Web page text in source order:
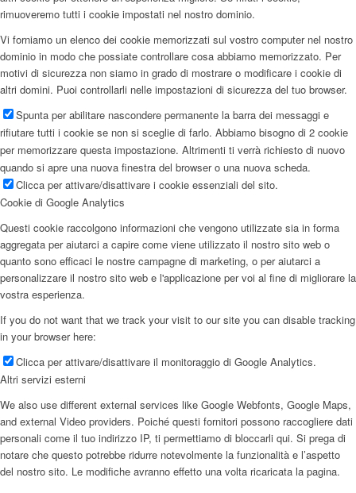
rimuoveremo tutti i cookie impostati nel nostro dominio.
Vi forniamo un elenco dei cookie memorizzati sul vostro computer nel nostro
dominio in modo che possiate controllare cosa abbiamo memorizzato. Per
motivi di sicurezza non siamo in grado di mostrare o modificare i cookie di
altri domini. Puoi controllarli nelle impostazioni di sicurezza del tuo browser.
Spunta per abilitare nascondere permanente la barra dei messaggi e
rifiutare tutti i cookie se non si sceglie di farlo. Abbiamo bisogno di 2 cookie
per memorizzare questa impostazione. Altrimenti ti verrà richiesto di nuovo
quando si apre una nuova finestra del browser o una nuova scheda.
Clicca per attivare/disattivare i cookie essenziali del sito.
Cookie di Google Analytics
Questi cookie raccolgono informazioni che vengono utilizzate sia in forma
aggregata per aiutarci a capire come viene utilizzato il nostro sito web o
quanto sono efficaci le nostre campagne di marketing, o per aiutarci a
personalizzare il nostro sito web e l'applicazione per voi al fine di migliorare la
vostra esperienza.
If you do not want that we track your visit to our site you can disable tracking
in your browser here:
Clicca per attivare/disattivare il monitoraggio di Google Analytics.
Altri servizi esterni
We also use different external services like Google Webfonts, Google Maps,
and external Video providers. Poiché questi fornitori possono raccogliere dati
personali come il tuo indirizzo IP, ti permettiamo di bloccarli qui. Si prega di
notare che questo potrebbe ridurre notevolmente la funzionalità e l’aspetto
del nostro sito. Le modifiche avranno effetto una volta ricaricata la pagina.